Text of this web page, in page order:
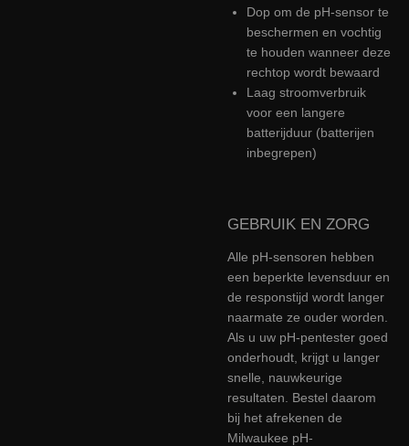
Dop om de pH-sensor te
beschermen en vochtig
te houden wanneer deze
rechtop wordt bewaard
Laag stroomverbruik
voor een langere
batterijduur (batterijen
inbegrepen)
GEBRUIK EN ZORG
Alle pH-sensoren hebben
een beperkte levensduur en
de responstijd wordt langer
naarmate ze ouder worden.
Als u uw pH-pentester goed
onderhoudt, krijgt u langer
snelle, nauwkeurige
resultaten. Bestel daarom
bij het afrekenen de
Milwaukee pH-